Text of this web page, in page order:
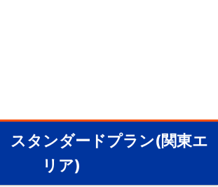
タンダードプラン(関東エ
リア)